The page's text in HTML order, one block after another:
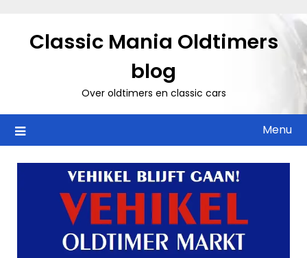
Classic Mania Oldtimers
blog
Over oldtimers en classic cars
Menu